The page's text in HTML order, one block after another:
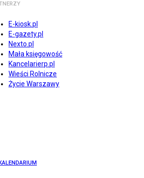
E-kiosk.pl
E-gazety.pl
Nexto.pl
Mała księgowość
Kancelarierp.pl
Wieści Rolnicze
Życie Warszawy
KALENDARIUM